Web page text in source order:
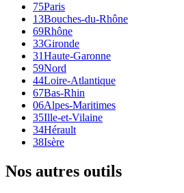
75Paris
13Bouches-du-Rhône
69Rhône
33Gironde
31Haute-Garonne
59Nord
44Loire-Atlantique
67Bas-Rhin
06Alpes-Maritimes
35Ille-et-Vilaine
34Hérault
38Isère
Nos autres outils